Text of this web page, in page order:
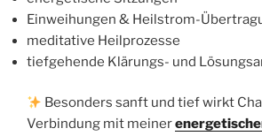
Einweihungen & Heilstrom-
meditative Heilprozesse
tiefgehende Klärungs- und
Besonders sanft und tief wirkt
Verbindung mit meiner